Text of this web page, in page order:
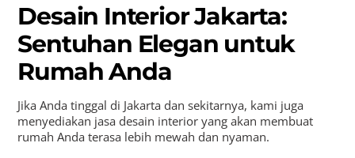
Desain Interior Jakarta:
Sentuhan Elegan untuk
Rumah Anda
Jika Anda tinggal di Jakarta dan sekitarnya, kami juga
menyediakan jasa desain interior yang akan membuat
rumah Anda terasa lebih mewah dan nyaman.